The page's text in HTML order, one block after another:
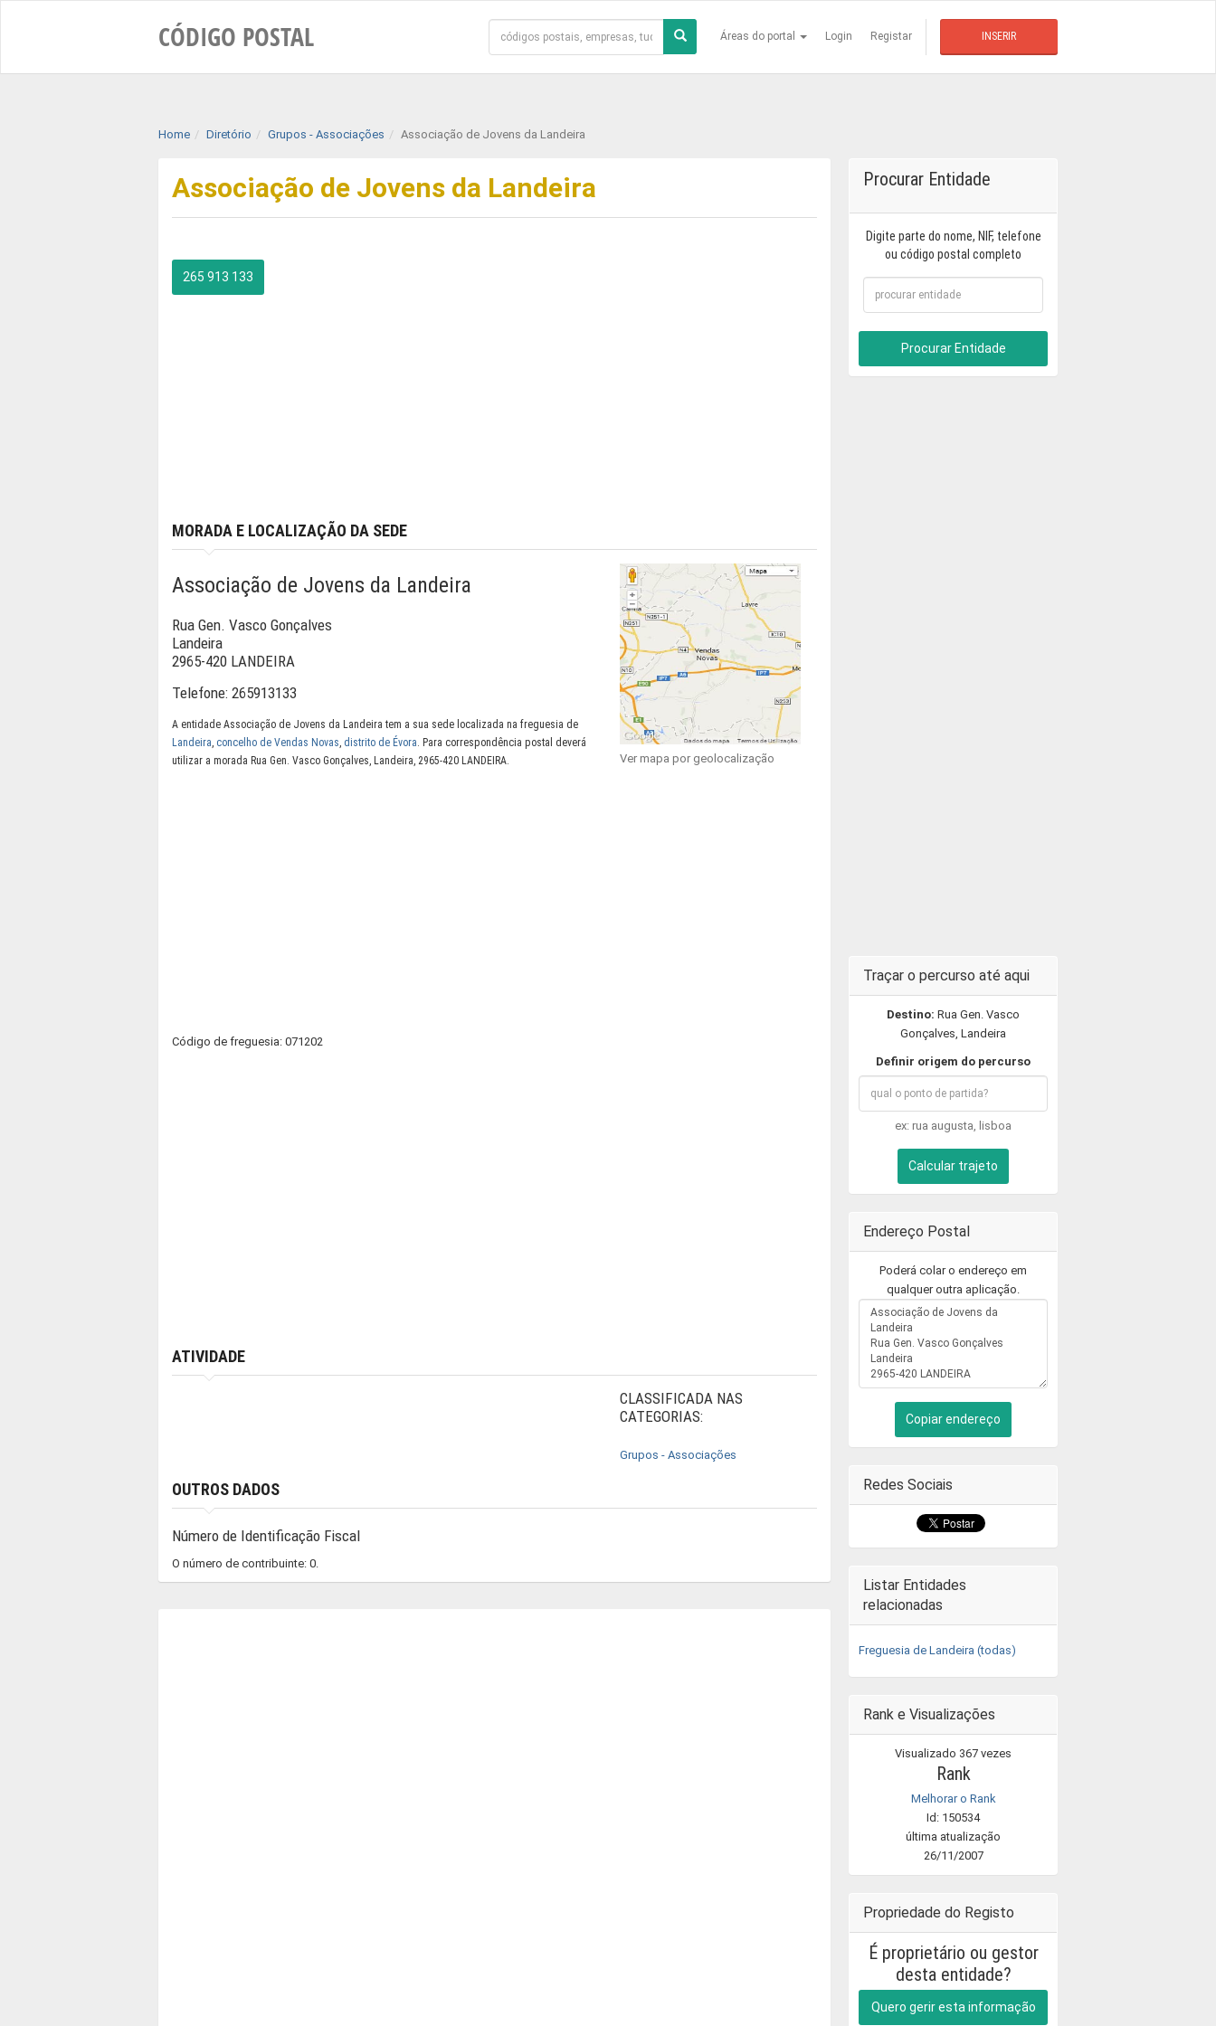
CÓDIGO POSTAL Áreas do portal Login Registar INSERIR
Home Diretório Grupos - Associações Associação de Jovens da Landeira
Associação de Jovens da Landeira
265 913 133
MORADA E LOCALIZAÇÃO DA SEDE
Associação de Jovens da Landeira
Rua Gen. Vasco Gonçalves
Landeira
2965-420 LANDEIRA
Telefone: 265913133
A entidade Associação de Jovens da Landeira tem a sua sede localizada na freguesia de
Landeira, concelho de Vendas Novas, distrito de Évora. Para correspondência postal deverá
utilizar a morada Rua Gen. Vasco Gonçalves, Landeira, 2965-420 LANDEIRA.
Código de freguesia: 071202
Ver mapa por geolocalização
ATIVIDADE
CLASSIFICADA NAS
CATEGORIAS:
Grupos - Associações
OUTROS DADOS
Número de Identificação Fiscal
O número de contribuinte: 0.
Procurar Entidade
Digite parte do nome, NIF, telefone
ou código postal completo
Procurar Entidade
Traçar o percurso até aqui
Destino: Rua Gen. Vasco
Gonçalves, Landeira
Definir origem do percurso
ex: rua augusta, lisboa
Calcular trajeto
Endereço Postal
Poderá colar o endereço em
qualquer outra aplicação.
Copiar endereço
Redes Sociais
Listar Entidades
relacionadas
Freguesia de Landeira (todas)
Rank e Visualizações
Visualizado 367 vezes
Rank
Melhorar o Rank
Id: 150534
última atualização
26/11/2007
Propriedade do Registo
É proprietário ou gestor
desta entidade?
Quero gerir esta informação